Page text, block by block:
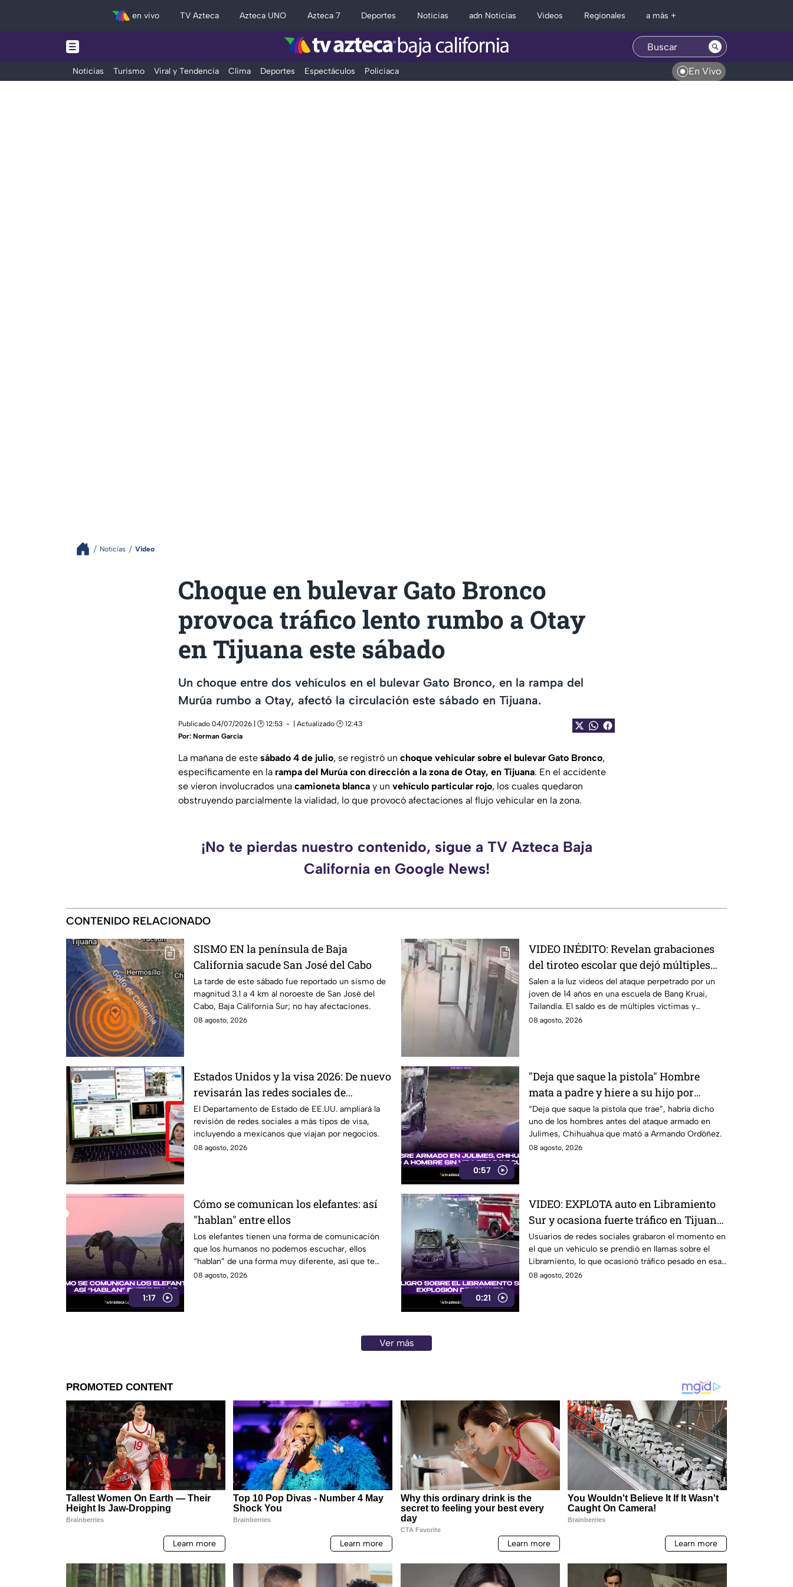
en vivo TV Azteca Azteca UNO Azteca 7 Deportes Noticias adn Noticias Videos Regionales a más +
Noticias Turismo Viral y Tendencia Clima Deportes Espectáculos Policiaca En Vivo
Noticias Video
Choque en bulevar Gato Bronco
provoca tráfico lento rumbo a Otay
en Tijuana este sábado
Un choque entre dos vehículos en el bulevar Gato Bronco, en la rampa del
Murúa rumbo a Otay, afectó la circulación este sábado en Tijuana.
Publicado 04/07/2026 | 🕑 12:53
| Actualizado 🕑 12:43
Por: Norman García
La mañana de este sábado 4 de julio, se registró un choque vehicular sobre el bulevar Gato Bronco,
específicamente en la rampa del Murúa con dirección a la zona de Otay, en Tijuana. En el accidente
se vieron involucrados una camioneta blanca y un vehículo particular rojo, los cuales quedaron
obstruyendo parcialmente la vialidad, lo que provocó afectaciones al flujo vehicular en la zona.
¡No te pierdas nuestro contenido, sigue a TV Azteca Baja
California en Google News!
CONTENIDO RELACIONADO
SISMO EN la península de Baja
California sacude San José del Cabo
La tarde de este sábado fue reportado un sismo de
magnitud 3.1 a 4 km al noroeste de San José del
Cabo, Baja California Sur; no hay afectaciones.
08 agosto, 2026
VIDEO INÉDITO: Revelan grabaciones
del tiroteo escolar que dejó múltiples
víctimas
Salen a la luz videos del ataque perpetrado por un
joven de 14 años en una escuela de Bang Kruai,
Tailandia. El saldo es de múltiples víctimas y
heridos.
08 agosto, 2026
Estados Unidos y la visa 2026: De nuevo
revisarán las redes sociales de
mexicanos que viaje a este país
El Departamento de Estado de EE.UU. ampliará la
revisión de redes sociales a más tipos de visa,
incluyendo a mexicanos que viajan por negocios.
08 agosto, 2026
0:57
"Deja que saque la pistola" Hombre
mata a padre y hiere a su hijo por
supuestamente invadir un camino
“Deja que saque la pistola que trae”, habría dicho
uno de los hombres antes del ataque armado en
Julimes, Chihuahua que mató a Armando Ordóñez.
08 agosto, 2026
1:17
Cómo se comunican los elefantes: así
"hablan" entre ellos
Los elefantes tienen una forma de comunicación
que los humanos no podemos escuchar, ellos
“hablan” de una forma muy diferente, así que te
invitamos a ver el video.
08 agosto, 2026
0:21
VIDEO: EXPLOTA auto en Libramiento
Sur y ocasiona fuerte tráfico en Tijuana
este sábado; cerca de 5 y 10
Usuarios de redes sociales grabaron el momento en
el que un vehículo se prendió en llamas sobre el
Libramiento, lo que ocasionó tráfico pesado en esa
parte de Tijuana.
08 agosto, 2026
Ver más